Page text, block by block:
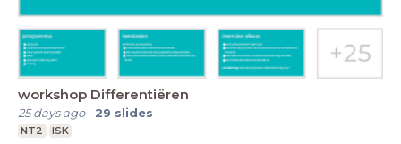
workshop Differentiëren
25 days ago- 29 slides
NT2 ISK